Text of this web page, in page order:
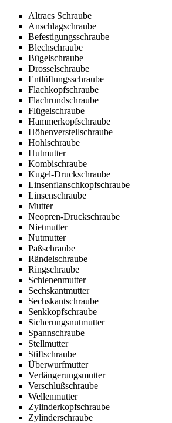
Altracs Schraube
Anschlagschraube
Befestigungsschraube
Blechschraube
Bügelschraube
Drosselschraube
Entlüftungsschraube
Flachkopfschraube
Flachrundschraube
Flügelschraube
Hammerkopfschraube
Höhenverstellschraube
Hohlschraube
Hutmutter
Kombischraube
Kugel-Druckschraube
Linsenflanschkopfschraube
Linsenschraube
Mutter
Neopren-Druckschraube
Nietmutter
Nutmutter
Paßschraube
Rändelschraube
Ringschraube
Schienenmutter
Sechskantmutter
Sechskantschraube
Senkkopfschraube
Sicherungsnutmutter
Spannschraube
Stellmutter
Stiftschraube
Überwurfmutter
Verlängerungsmutter
Verschlußschraube
Wellenmutter
Zylinderkopfschraube
Zylinderschraube